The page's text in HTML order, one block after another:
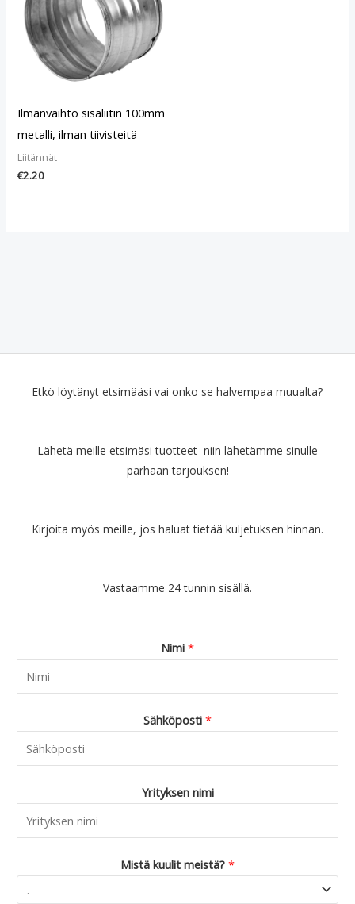
Ilmanvaihto sisäliitin 100mm
metalli, ilman tiivisteitä
Liitännät
€2.20
Etkö löytänyt etsimääsi vai onko se halvempaa muualta?
Lähetä meille etsimäsi tuotteet niin lähetämme sinulle
parhaan tarjouksen!
Kirjoita myös meille, jos haluat tietää kuljetuksen hinnan.
Vastaamme 24 tunnin sisällä.
Nimi *
Sähköposti *
Yrityksen nimi
Mistä kuulit meistä? *